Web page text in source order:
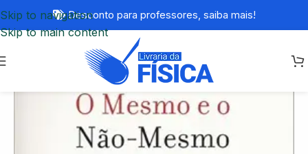
Skip to navigation
Skip to main content
Desconto para professores, saiba mais!